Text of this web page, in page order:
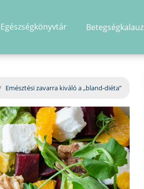
Egészségkönyvtár Betegségkalauz
Emésztési zavarra kiváló a „bland-diéta”